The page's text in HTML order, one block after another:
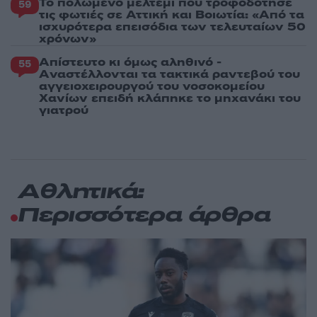
59
τις φωτιές σε Αττική και Βοιωτία: «Από τα
ισχυρότερα επεισόδια των τελευταίων 50
χρόνων»
55 Απίστευτο κι όμως αληθινό -
Aναστέλλονται τα τακτικά ραντεβού του
αγγειοχειρουργού του νοσοκομείου
Χανίων επειδή κλάπηκε το μηχανάκι του
γιατρού
Αθλητικά:
Περισσότερα άρθρα